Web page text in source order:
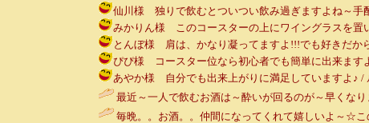
仙川様 独りで飲むとついつい飲み過ぎますよね～手
みかりん様 このコースターの上にワイングラスを置
とんぼ様 肩は、かなり凝ってますよ!!!でも好きだか
ぴぴ様 コースター位なら初心者でも簡単に出来ます
あやか様 自分でも出来上がりに満足していますよ♪ /
最近～一人で飲むお酒は～酔いが回るのが～早くな
毎晩。。お酒。。仲間になってくれて嬉しいよ～☆